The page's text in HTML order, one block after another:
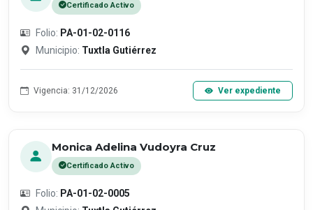
Certificado Activo
Folio: PA-01-02-0116
Municipio: Tuxtla Gutiérrez
Vigencia: 31/12/2026 Ver expediente
Monica Adelina Vudoyra Cruz
Certificado Activo
Folio: PA-01-02-0005